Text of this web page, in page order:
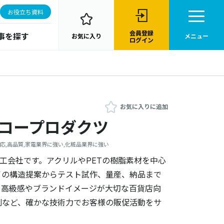
お役立ち資料
を探す お気に入り
会員登録
ログイン
メニュー
お気に入りに追加
ープロダクツ
,高品質,家電業界に強い,化粧品業界に強い
会社です。アクリルやPETの樹脂素材を中心
構造提案からテスト試作、量産、納品まで
級感やブランドイメージが大切な百貨店向
ど、確かな技術力でお客様の販促活動をサ